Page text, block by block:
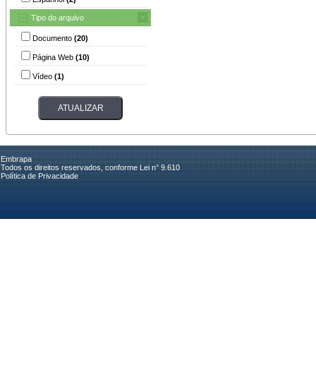
Tipo do arquivo
Documento (20)
Página Web (10)
Vídeo (1)
Embrapa
Todos os direitos reservados, conforme Lei n° 9.610
Política de Privacidade